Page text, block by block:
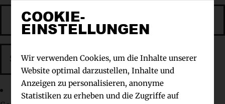
Suchen:COOKIE-
EINSTELLUNGEN
Wir verwenden Cookies, um die Inhalte unserer
Website optimal darzustellen, Inhalte und
Anzeigen zu personalisieren, anonyme
Statistiken zu erheben und die Zugriffe auf